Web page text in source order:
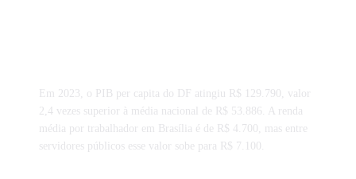
Em 2023, o PIB per capita do DF atingiu R$ 129.790, valor
2,4 vezes superior à média nacional de R$ 53.886. A renda
média por trabalhador em Brasília é de R$ 4.700, mas entre
servidores públicos esse valor sobe para R$ 7.100.